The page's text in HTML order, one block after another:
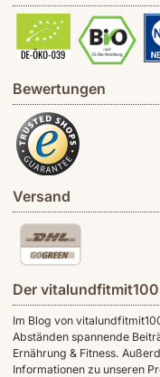
Bewertungen
Versand
Der
Im Blog von
Abständen spannende
Ernährung & Fitness.
Informationen zu unseren